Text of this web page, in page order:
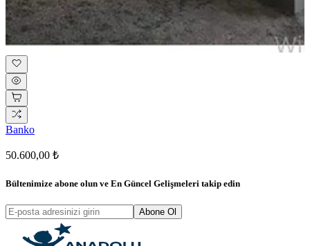
Banko
50.600,00 ₺
Bültenimize abone olun ve En Güncel Gelişmeleri takip edin
Abone Ol